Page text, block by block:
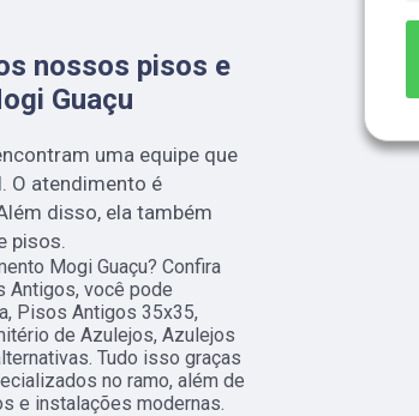
nossos pisos e
Guaçu
uma equipe que
O atendimento é
disso, ela também
pisos.
Mogi Guaçu? Confira
Antigos, você pode
Pisos Antigos 35x35,
de Azulejos, Azulejos
Tudo isso graças
no ramo, além de
e instalações modernas.